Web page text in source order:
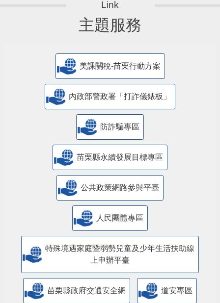
主題服務
美課關稅-苗栗行動方案
內政部警政署「打詐儀錶板」
防詐騙專區
苗栗縣永續發展目標專區
公共政策網路參與平臺
人民團體專區
特殊境遇家庭暨弱勢兒童及少年生活扶助線
上申辦平臺
苗栗縣政府交通安全網 道安專區